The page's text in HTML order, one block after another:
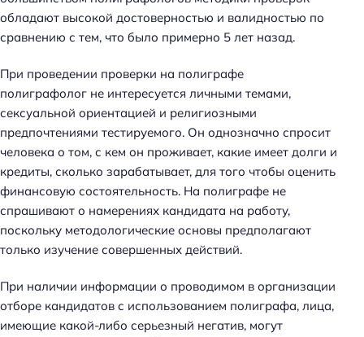
обладают высокой достоверностью и валидностью по
сравнению с тем, что было примерно 5 лет назад.
При проведении проверки на полиграфе
полиграфолог не интересуется личными темами,
сексуальной ориентацией и религиозными
предпочтениями тестируемого. Он однозначно спросит
человека о том, с кем он проживает, какие имеет долги и
кредиты, сколько зарабатывает, для того чтобы оценить
финансовую состоятельность. На полиграфе не
спрашивают о намерениях кандидата на работу,
поскольку методологические основы предполагают
только изучение совершенных действий.
При наличии информации о проводимом в организации
отборе кандидатов с использованием полиграфа, лица,
имеющие какой-либо серьезный негатив, могут